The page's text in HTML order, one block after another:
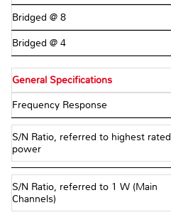
Bridged @ 8 Ω
Bridged @ 4 Ω
General Specifications
Frequency Response
S/N Ratio, referred to highest rated
power
S/N Ratio, referred to 1 W (Main
Channels)